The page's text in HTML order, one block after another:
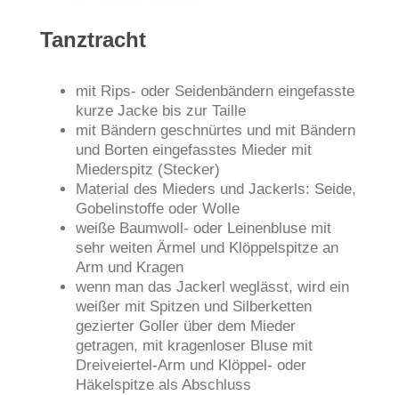
Tanztracht
mit Rips- oder Seidenbändern eingefasste
kurze Jacke bis zur Taille
mit Bändern geschnürtes und mit Bändern
und Borten eingefasstes Mieder mit
Miederspitz (Stecker)
Material des Mieders und Jackerls: Seide,
Gobelinstoffe oder Wolle
weiße Baumwoll- oder Leinenbluse mit
sehr weiten Ärmel und Klöppelspitze an
Arm und Kragen
wenn man das Jackerl weglässt, wird ein
weißer mit Spitzen und Silberketten
gezierter Goller über dem Mieder
getragen, mit kragenloser Bluse mit
Dreiveiertel-Arm und Klöppel- oder
Häkelspitze als Abschluss